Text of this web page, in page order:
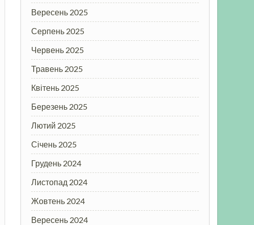
Вересень 2025
Серпень 2025
Червень 2025
Травень 2025
Квітень 2025
Березень 2025
Лютий 2025
Січень 2025
Грудень 2024
Листопад 2024
Жовтень 2024
Вересень 2024